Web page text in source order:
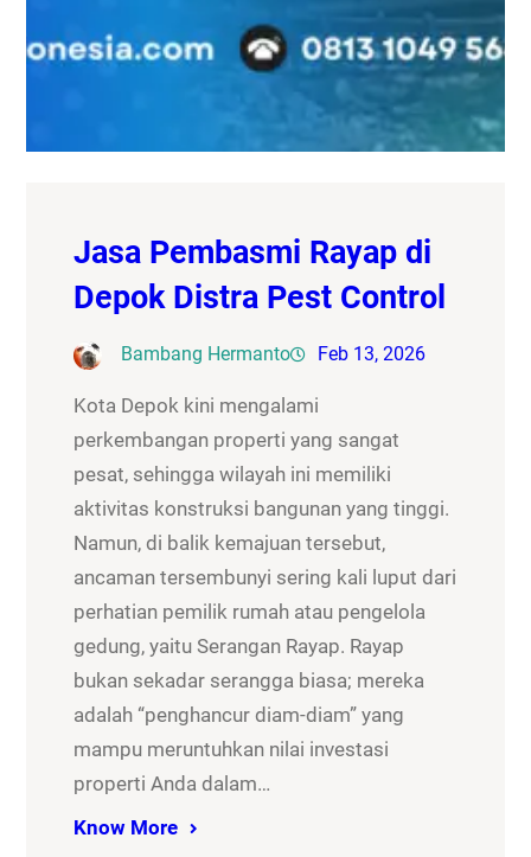
Jasa Pembasmi Rayap di
Depok Distra Pest Control
Bambang Hermanto Feb 13, 2026
Kota Depok kini mengalami
perkembangan properti yang sangat
pesat, sehingga wilayah ini memiliki
aktivitas konstruksi bangunan yang tinggi.
Namun, di balik kemajuan tersebut,
ancaman tersembunyi sering kali luput dari
perhatian pemilik rumah atau pengelola
gedung, yaitu Serangan Rayap. Rayap
bukan sekadar serangga biasa; mereka
adalah “penghancur diam-diam” yang
mampu meruntuhkan nilai investasi
properti Anda dalam…
Know More